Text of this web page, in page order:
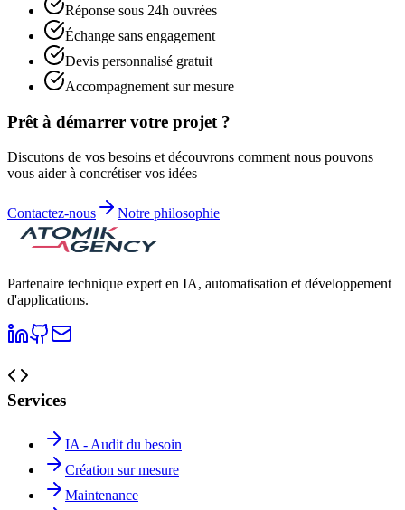
Réponse sous 24h ouvrées
Échange sans engagement
Devis personnalisé gratuit
Accompagnement sur mesure
Prêt à démarrer votre projet ?
Discutons de vos besoins et découvrons comment nous pouvons
vous aider à concrétiser vos idées
Contactez-nous Notre philosophie
Partenaire technique expert en IA, automatisation et développement
d'applications.
Services
IA - Audit du besoin
Création sur mesure
Maintenance